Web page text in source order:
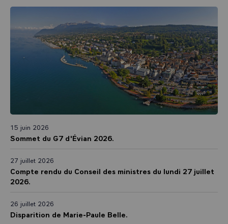
15 juin 2026
Sommet du G7 d'Évian 2026.
27 juillet 2026
Compte rendu du Conseil des ministres du lundi 27 juillet
2026.
26 juillet 2026
Disparition de Marie-Paule Belle.